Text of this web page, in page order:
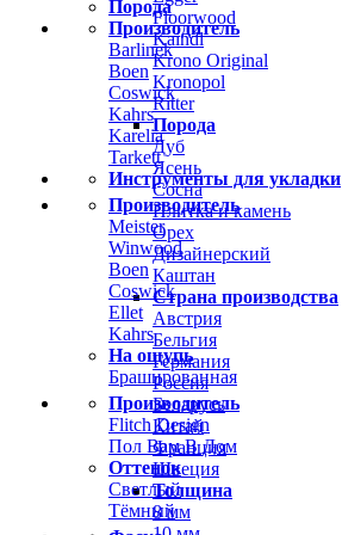
Порода
Производитель
Barlinek
Boen
Coswick
Kahrs
Karelia
Tarkett
Инструменты для укладки
Производитель
Meister
Winwood
Boen
Coswick
Ellet
Kahrs
На ощупь
Брашированная
Производитель
Flitch Design
Пол Вам В Дом
Оттенок
Светлый
Тёмный
Floorwood
Kaindl
Krono Original
Kronopol
Ritter
Порода
Дуб
Ясень
Сосна
Плитка и камень
Орех
Дизайнерский
Каштан
Страна производства
Австрия
Бельгия
Германия
Россия
Беларусь
Китай
Франция
Швеция
Толщина
8 мм